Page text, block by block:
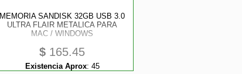
MEMORIA SANDISK 32GB USB 3.0
ULTRA FLAIR METALICA PARA
MAC / WINDOWS
$ 165.45
Existencia Aprox: 45